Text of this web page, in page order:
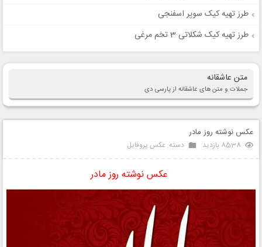
طرز تهیه کیک سوپر اسفنجی
طرز تهیه کیک شکلاتی 3 تخم مرغی
متن عاشقانه
جملات و متن های عاشقانه از پارسی دی
عکس نوشته روز مادر
8538 بازدید دسته: عکس پروفایل
عکس نوشته روز مادر